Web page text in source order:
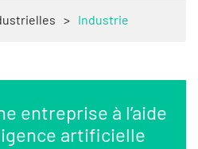
> Industrie
entreprise à l’aide
artificielle